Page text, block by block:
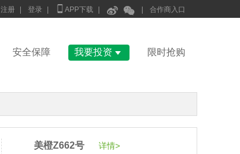
注册 登录  APP下载   合作商入口
安全保障 我要投资  限时抢购
美橙Z662号 详情>